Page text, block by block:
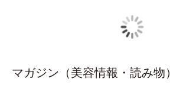
マガジン（美容情報・読み物）